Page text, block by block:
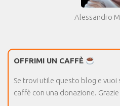
Alessandro
OFFRIMI UN CAFFÈ
Se trovi utile questo blog e
caffè con una donazione.